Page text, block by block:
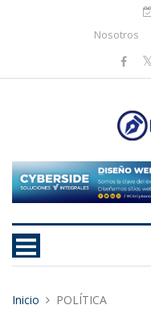
Nosotros
Inicio POLÍTICA